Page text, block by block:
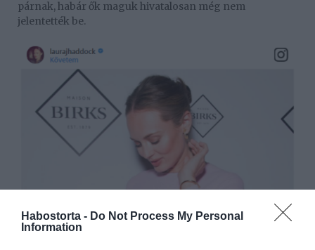
Habostorta - Do Not Process My Personal
Information
párnak, habár ők maguk hivatalosan még nem
jelentették be.